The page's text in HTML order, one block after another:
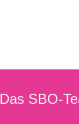
Das SBO-